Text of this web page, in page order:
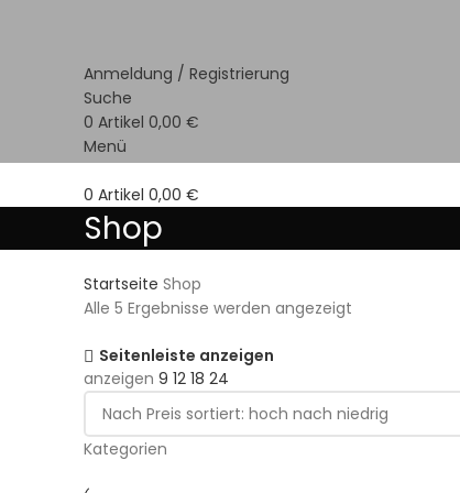
Anmeldung / Registrierung
Suche
0 Artikel 0,00 €
Menü
0 Artikel 0,00 €
Shop
Startseite Shop
Alle 5 Ergebnisse werden angezeigt
Seitenleiste anzeigen
anzeigen 9 12 18 24
Kategorien